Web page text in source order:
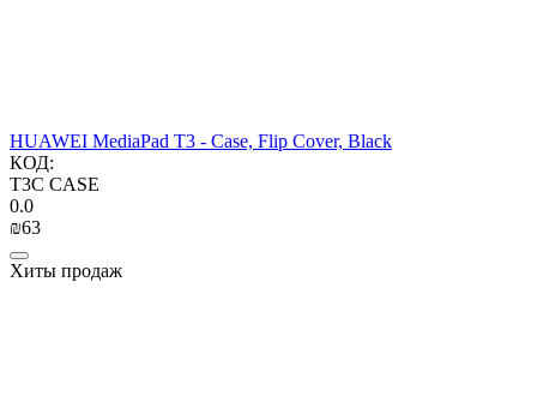
HUAWEI MediaPad T3 - Case, Flip Cover, Black
КОД:
T3C CASE
0.0
₪‍63‍
Хиты продаж